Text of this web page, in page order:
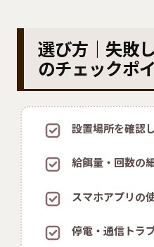
選び方｜失敗
のチェックポ
設置場所を確認
給餌量・回数の
スマホアプリの
停電・通信トラ